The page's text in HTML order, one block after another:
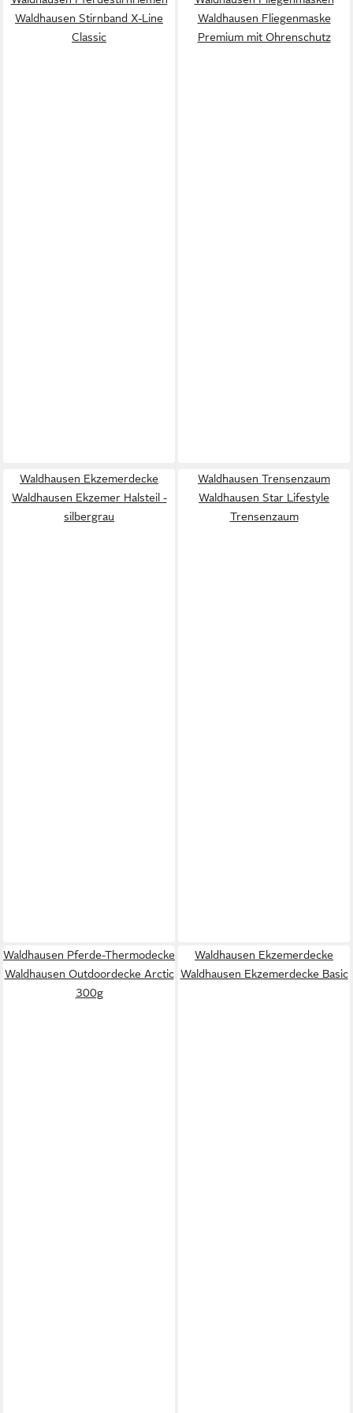
Waldhausen Stirnband X-Line
Classic
Waldhausen Fliegenmaske
Premium mit Ohrenschutz
Waldhausen Ekzemerdecke
Waldhausen Ekzemer Halsteil -
silbergrau
Waldhausen Trensenzaum
Waldhausen Star Lifestyle
Trensenzaum
Waldhausen Pferde-Thermodecke
Waldhausen Outdoordecke Arctic
300g
Waldhausen Ekzemerdecke
Waldhausen Ekzemerdecke Basic